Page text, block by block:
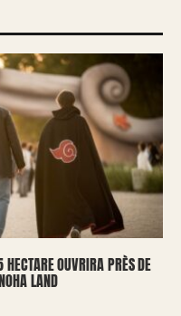
HECTARE OUVRIRA PRÈS DE
LAND